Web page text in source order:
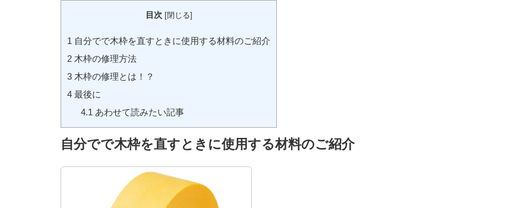
目次 [閉じる]
1 自分でで木枠を直すときに使用する材料のご紹介
2 木枠の修理方法
3 木枠の修理とは！？
4 最後に
4.1 あわせて読みたい記事
自分でで木枠を直すときに使用する材料のご紹介